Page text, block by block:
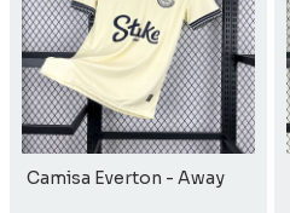
Camisa Everton - Away